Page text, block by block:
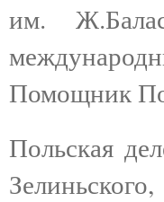
им.
Помощник
Польская